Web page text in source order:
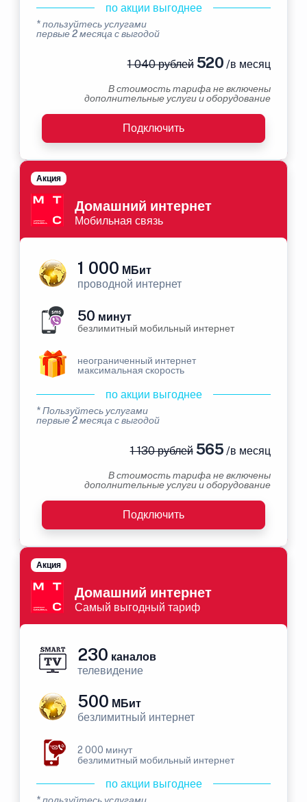
по акции выгоднее
* пользуйтесь услугами
первые 2 месяца с выгодой
1 040 рублей520 /в месяц
В стоимость тарифа не включены
дополнительные услуги и оборудование
Подключить
Домашний интернет
Мобильная связь
Акция
1 000 МБит
проводной интернет
50 минут
безлимитный мобильный интернет
неограниченный интернет
максимальная скорость
по акции выгоднее
* Пользуйтесь услугами
первые 2 месяца с выгодой
1 130 рублей565 /в месяц
В стоимость тарифа не включены
дополнительные услуги и оборудование
Подключить
Домашний интернет
Самый выгодный тариф
Акция
230 каналов
телевидение
500 МБит
безлимитный интернет
2 000 минут
безлимитный мобильный интернет
по акции выгоднее
* пользуйтесь услугами